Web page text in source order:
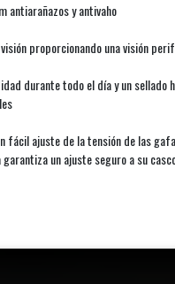
antiarañazos y antivaho
proporcionando una visión
durante todo el día y un sellado
fácil ajuste de la tensión de las
un ajuste seguro a su